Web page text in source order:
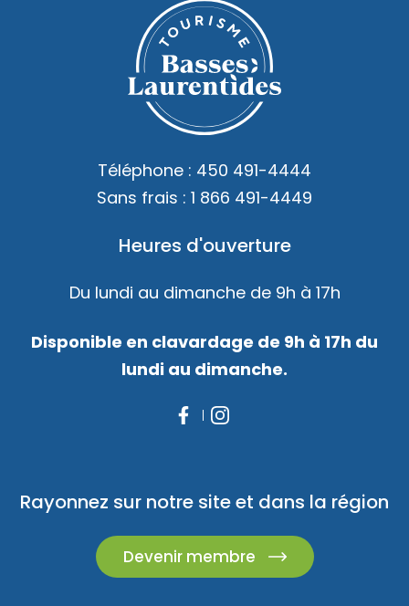
Téléphone : 450 491-4444
Sans frais : 1 866 491-4449
Heures d'ouverture
Du lundi au dimanche de 9h à 17h
Disponible en clavardage de 9h à 17h du
lundi au dimanche.
Rayonnez sur notre site et dans la région
Devenir membre